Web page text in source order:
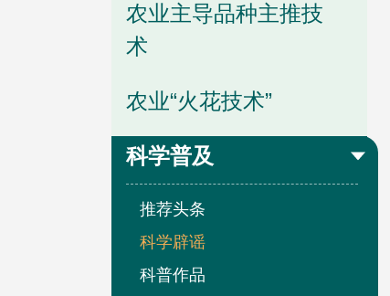
办事机构
业务联系
农业主导品种主推技
术
农业“火花技术”
科学普及
推荐头条
科学辟谣
科普作品